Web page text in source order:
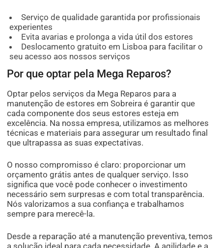
Serviço de qualidade garantida por profissionais
experientes
Evita avarias e prolonga a vida útil dos estores
Deslocamento gratuito em Lisboa para facilitar o
seu acesso aos nossos serviços
Por que optar pela Mega Reparos?
Optar pelos serviços da Mega Reparos para a
manutenção de estores em Sobreira é garantir que
cada componente dos seus estores esteja em
excelência. Na nossa empresa, utilizamos as melhores
técnicas e materiais para assegurar um resultado final
que ultrapassa as suas expectativas.
O nosso compromisso é claro: proporcionar um
orçamento grátis antes de qualquer serviço. Isso
significa que você pode conhecer o investimento
necessário sem surpresas e com total transparência.
Nós valorizamos a sua confiança e trabalhamos
sempre para merecê-la.
Desde a reparação até a manutenção preventiva, temos